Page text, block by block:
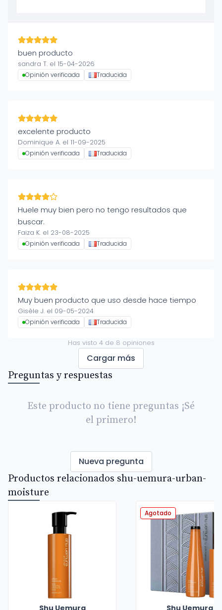
buen producto
sandra T. el 15-04-2026
Opinión verificada Traducida
excelente producto
Dominique A. el 11-09-2025
Opinión verificada Traducida
Huele muy bien pero no tengo resultados que
buscar.
Faiza K. el 23-08-2025
Opinión verificada Traducida
Muy buen producto que uso desde hace tiempo
Gisèle J. el 09-05-2024
Opinión verificada Traducida
Has visto 4de 8 opiniones
Cargar más
Preguntas y respuestas
Este producto no tiene preguntas ¡Sé
el primero!
Nueva pregunta
Productos relacionados shu-uemura-urban-
moisture
Agotado